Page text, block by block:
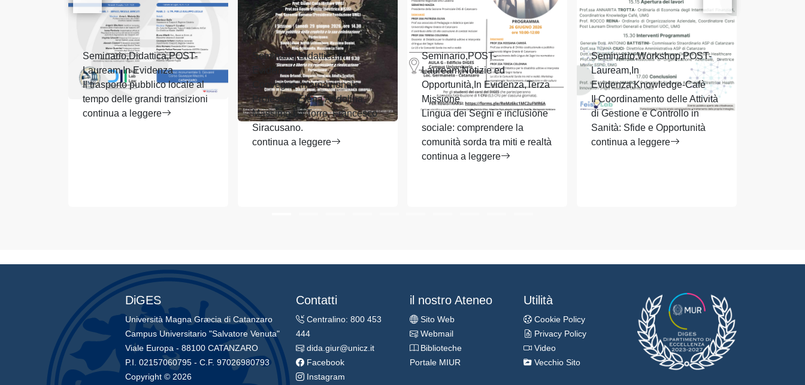
Seminario,Didattica,POST-
Lauream,In Evidenza
Il trasporto pubblico locale al
tempo delle grandi transizioni
continua a leggere
Seminario,Didattica,In
Evidenza
Convegno Internazionale
Professori Elena Andolina,
Massimo La Torre, Francesco
Siracusano.
continua a leggere
Seminario,POST-
Lauream,Notizie ed
Opportunità,In Evidenza,Terza
Missione
Lingua dei Segni e inclusione
sociale: comprendere la
comunità sorda tra miti e realtà
continua a leggere
Seminario,Workshop,POST-
Lauream,In
Evidenza,Knowledge-Cafè
Il Coordinamento delle Attività
di Gestione e Controllo in
Sanità: Sfide e Opportunità
continua a leggere
DiGES
Università Magna Græcia di Catanzaro
Campus Universitario "Salvatore Venuta"
Viale Europa - 88100 CATANZARO
P.I. 02157060795 - C.F. 97026980793
Copyright © 2026
Contatti
Centralino: 800 453
444
dida.giur@unicz.it
Facebook
Instagram
il nostro Ateneo
Sito Web
Webmail
Biblioteche
Portale MIUR
Utilità
Cookie Policy
Privacy Policy
Video
Vecchio Sito